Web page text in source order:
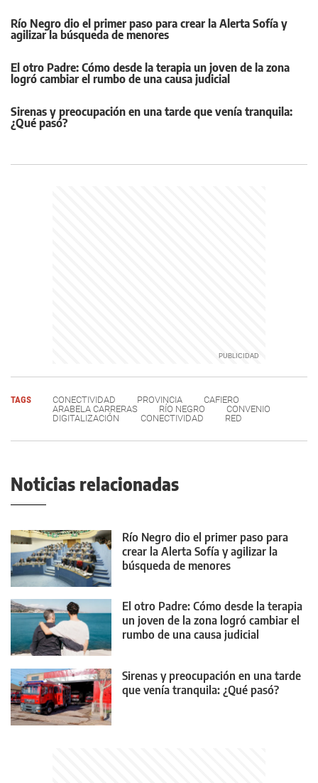
Río Negro dio el primer paso para crear la Alerta Sofía y
agilizar la búsqueda de menores
El otro Padre: Cómo desde la terapia un joven de la zona
logró cambiar el rumbo de una causa judicial
Sirenas y preocupación en una tarde que venía tranquila:
¿Qué pasó?
TAGS CONECTIVIDAD PROVINCIA
CAFIERO
ARABELA CARRERAS
RÍO NEGRO
CONVENIO
DIGITALIZACIÓN
CONECTIVIDAD RED
Noticias relacionadas
Río Negro dio el primer paso para
crear la Alerta Sofía y agilizar la
búsqueda de menores
El otro Padre: Cómo desde la terapia
un joven de la zona logró cambiar el
rumbo de una causa judicial
Sirenas y preocupación en una tarde
que venía tranquila: ¿Qué pasó?